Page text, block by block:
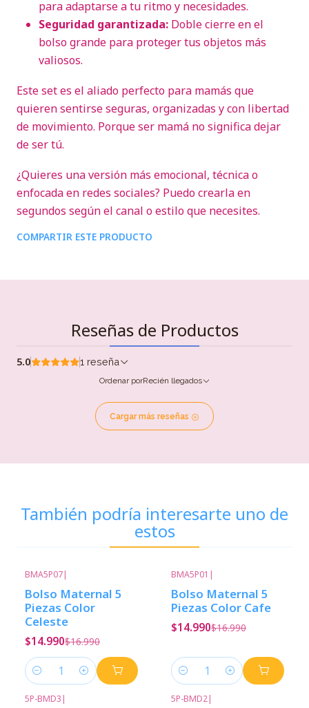
para adaptarse a tu ritmo y necesidades.
Seguridad garantizada: Doble cierre en el
bolso grande para proteger tus objetos más
valiosos.
Este set es el aliado perfecto para mamás que
quieren sentirse seguras, organizadas y con libertad
de movimiento. Porque ser mamá no significa dejar
de ser tú.
¿Quieres una versión más emocional, técnica o
enfocada en redes sociales? Puedo crearla en
segundos según el canal o estilo que necesites.
COMPARTIR ESTE PRODUCTO
Reseñas de Productos
5.0 1 reseña
Ordenar porRecién llegados
Cargar más reseñas
También podría interesarte uno de
estos
BMA5P07|
Bolso Maternal 5
Piezas Color
Celeste
$14.990$16.990
Cantidad
BMA5P01 |
Bolso Maternal 5
Piezas Color Cafe
$14.990$16.990
Cantidad
5P-BMD3 | 5P-BMD2|